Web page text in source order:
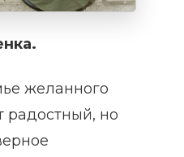
желанного
радостный, но